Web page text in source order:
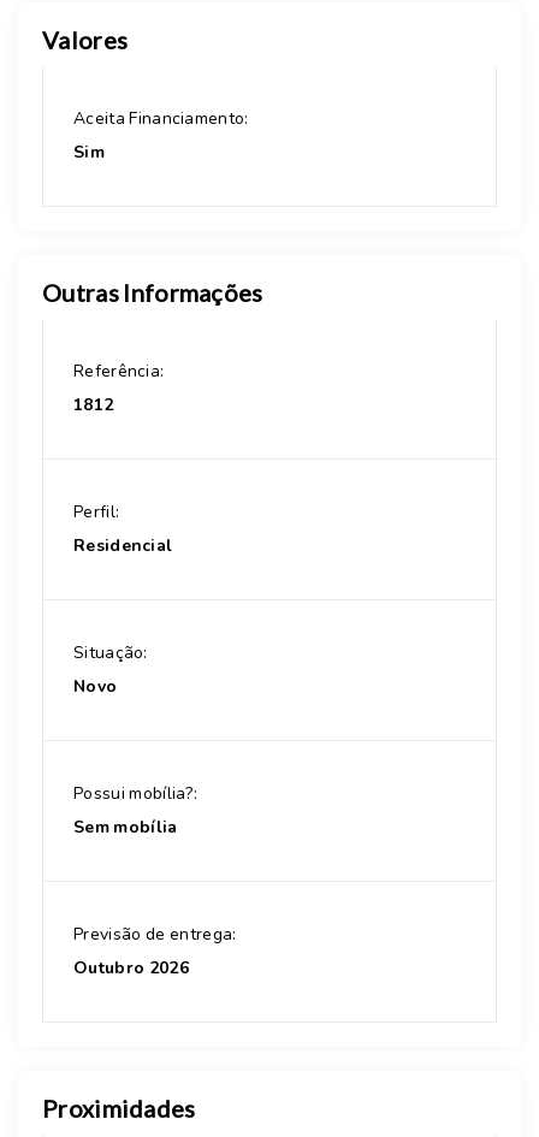
Valores
Aceita Financiamento:
Sim
Outras Informações
Referência:
1812
Perfil:
Residencial
Situação:
Novo
Possui mobília?:
Sem mobília
Previsão de entrega:
Outubro 2026
Proximidades